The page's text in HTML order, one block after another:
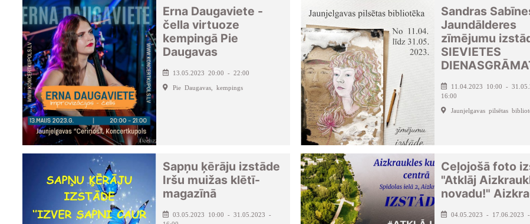
Erna Daugaviete -
čella virtuoze
kempingā Pie
Daugavas
13.05.2023 20:00 - 22:00
Pie Daugavas, kempings
Sandras
Jaundālderes
zīmējumu
SIEVIETES
11.04.2023 10:00 -
16:00
Jaunjelgavas pilsētas
Sapņu ķērāju izstāde
Iršu muižas klētī-
magazīnā
03.05.2023 10:00 - 31.05.2023 -
Ceļojošā foto
"Atklāj
novadu!"
04.05.2023 - 17.06.2023